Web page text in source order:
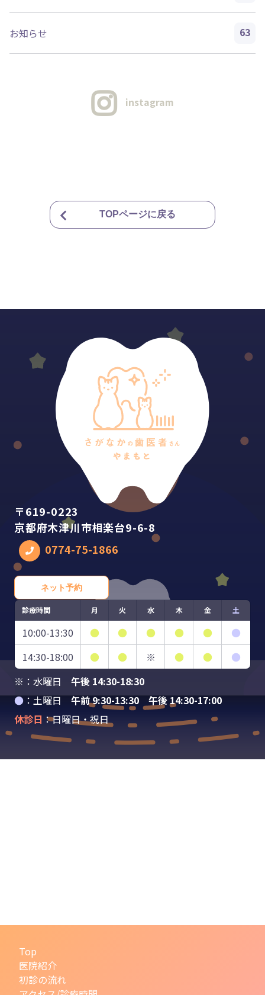
お知らせ 63
instagram
TOPページに戻る
〒619-0223
京都府木津川市相楽台9-6-8
0774-75-1866
ネット予約
診療時間 月 火 水 木 金 土
10:00-13:30 ● ● ● ● ●
●
14:30-18:00
● ● ※ ● ●
●
※：水曜日 午後 14:30-18:30
●：土曜日午前 9:30-13:30 午後 14:30-17:00
休診日 ：日曜日・祝日
Top
医院紹介
初診の流れ